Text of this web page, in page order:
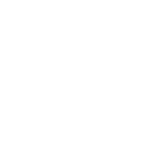
盃保齡球聯誼賽
新面貌，7/1 新官